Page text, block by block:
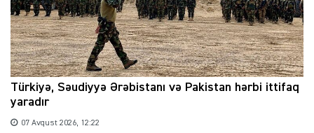
Türkiyə, Səudiyyə Ərəbistanı və Pakistan hərbi ittifaq
yaradır
07 Avqust 2026, 12:22